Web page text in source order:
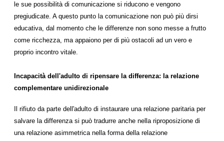
le sue possibilità di comunicazione si riducono e vengono
pregiudicate. A questo punto la comunicazione non può più dirsi
educativa, dal momento che le differenze non sono messe a frutto
come ricchezza, ma appaiono per di più ostacoli ad un vero e
proprio incontro vitale.
Incapacità dell'adulto di ripensare la differenza: la relazione
complementare unidirezionale
Il rifiuto da parte dell'adulto di instaurare una relazione paritaria per
salvare la differenza si può tradurre anche nella riproposizione di
una relazione asimmetrica nella forma della relazione